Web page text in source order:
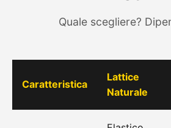
Quale scegliere?
Caratteristica
Lattice
Naturale